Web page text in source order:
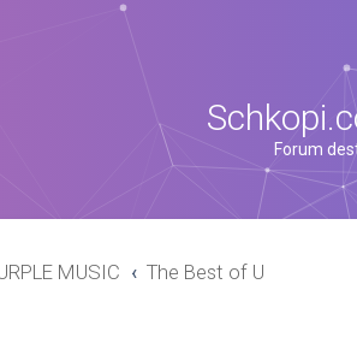
Forum
MUSIC The Best of U